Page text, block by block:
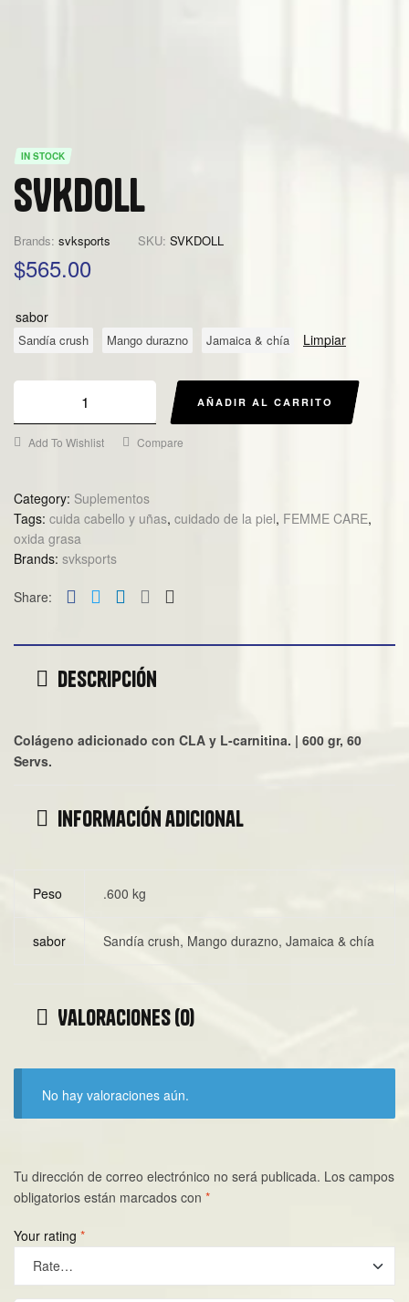
IN STOCK
SVKDOLL
Brands: svksports SKU: SVKDOLL
$565.00
sabor
Sandía crush Mango durazno Jamaica & chía Limpiar
AÑADIR AL CARRITO
Add To Wishlist Compare
Category: Suplementos
Tags: cuida cabello y uñas, cuidado de la piel, FEMME CARE,
oxida grasa
Brands: svksports
Share: Facebook
TwitterLinkedinGoogle+
Descripción
Colágeno adicionado con CLA y L-carnitina. | 600 gr, 60
Servs.
Información adicional
Peso .600 kg
sabor Sandía crush, Mango durazno, Jamaica & chía
Valoraciones (0)
No hay valoraciones aún.
Tu dirección de correo electrónico no será publicada. Los campos
obligatorios están marcados con *
Your rating *